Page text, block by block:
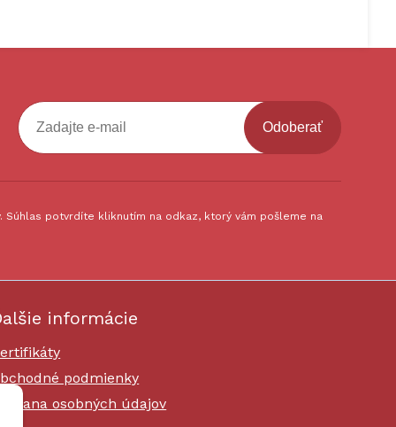
Odoberať
potvrdíte kliknutím na odkaz, ktorý vám pošleme na
informácie
podmienky
osobných údajov